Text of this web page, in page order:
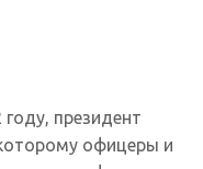
президент
офицеры и